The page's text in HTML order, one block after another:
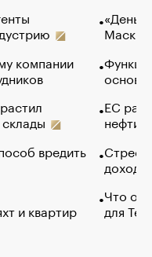
компании
вредить
и квартир
Маск в
основ
ЕС
нефти
Что
для